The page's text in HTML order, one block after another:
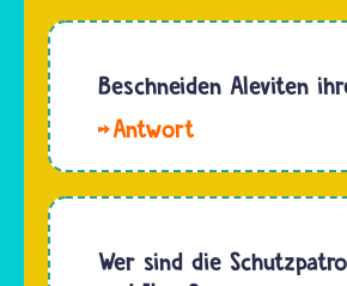
Alevitinnen
Aleviten
sich zum
Gebet im
Cem-
finden in
Beschneiden Aleviten
Auch bei
Aleviten
Wer sind die